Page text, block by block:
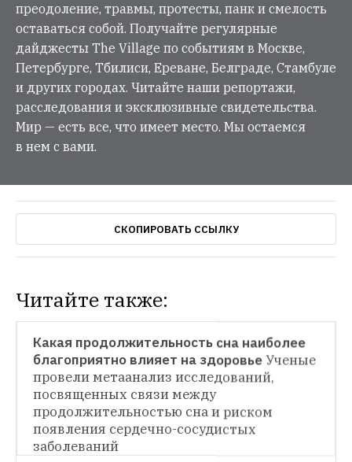
преодоление, травмы, протесты, панк и смелость
оставаться собой. Получайте регулярные
дайджесты The Village по событиям в Москве,
Петербурге, Тбилиси, Ереване, Белграде, Стамбуле
и других городах. Читайте наши репортажи,
расследования и эксклюзивные свидетельства.
Мир — есть все, что имеет место. Мы остаемся
в нем с вами.
СКОПИРОВАТЬ ССЫЛКУ
Читайте также:
НОВОСТИ
Уход за пожилыми и маломобильными
НОВОСТИ
Какие болезни россияне стесняются
обсуждать с врачомДанные предоставил
ВЦИОМ
НОВОСТИ
Какая продолжительность сна наиболее
благоприятно влияет на здоровьеУченые
провели метаанализ исследований,
посвященных связи между
продолжительностью сна и риском
появления сердечно-сосудистых
заболеваний